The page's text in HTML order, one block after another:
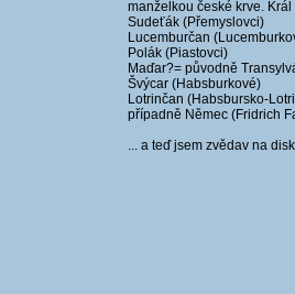
manželkou české krve.
Sudeťák (Přemyslovci)
Lucemburčan
Polák (Piastovci)
Maďar?= původně
Švýcar (Habsburkové)
Lotrinčan (Habsbursko-
případně Němec (Fridrich
... a teď jsem zvědav na